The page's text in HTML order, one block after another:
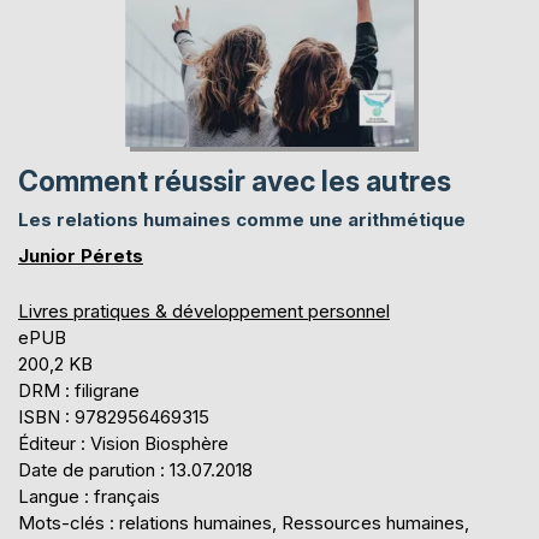
Comment réussir avec les autres
Les relations humaines comme une arithmétique
Junior Pérets
Livres pratiques & développement personnel
ePUB
200,2 KB
DRM : filigrane
ISBN : 9782956469315
Éditeur : Vision Biosphère
Date de parution : 13.07.2018
Langue : français
Mots-clés : relations humaines, Ressources humaines,